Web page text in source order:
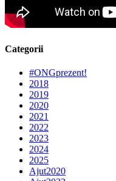
Categorii
#ONGprezent!
2018
2019
2020
2021
2022
2023
2024
2025
Ajut2020